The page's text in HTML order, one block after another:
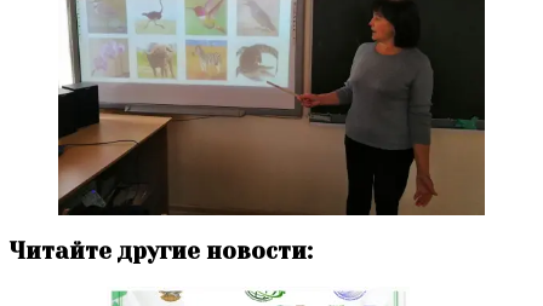
Читайте другие новости: